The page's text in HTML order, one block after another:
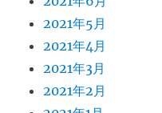
2021年5月
2021年4月
2021年3月
2021年2月